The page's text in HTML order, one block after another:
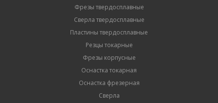
Фрезы твердосплавные
Сверла твердосплавные
Пластины твердосплавные
Резцы токарные
Фрезы корпусные
Оснастка токарная
Оснастка фрезерная
Сверла